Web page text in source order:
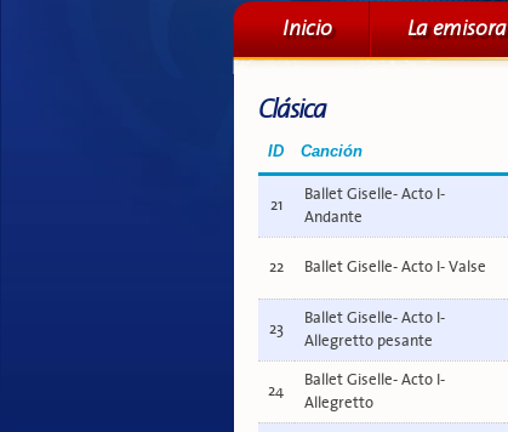
Menú principal
Inicio La emisora
Clásica
ID Canción
21
Ballet Giselle- Acto I-
Andante
22 Ballet Giselle- Acto I- Valse
23
Ballet Giselle- Acto I-
Allegretto pesante
24
Ballet Giselle- Acto I-
Allegretto